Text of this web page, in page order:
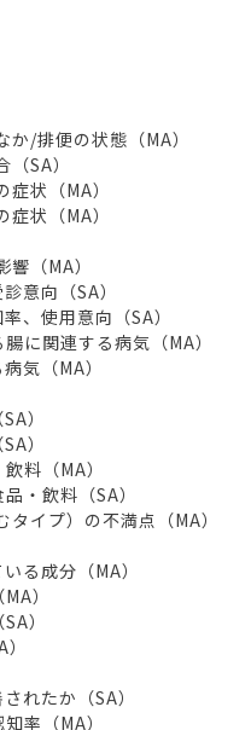
/排便の状態（MA）
SA）
状（MA）
状（MA）
（MA）
意向（SA）
、使用意向（SA）
に関連する病気（MA）
気（MA）
）
）
料（MA）
・飲料（SA）
イプ）の不満点（MA）
る成分（MA）
）
）
れたか（SA）
率（MA）